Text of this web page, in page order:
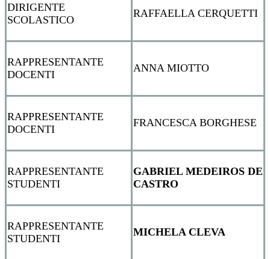
DIRIGENTE
SCOLASTICO
RAFFAELLA CERQUETTI
RAPPRESENTANTE
DOCENTI
ANNA MIOTTO
RAPPRESENTANTE
DOCENTI
FRANCESCA BORGHESE
RAPPRESENTANTE
STUDENTI
GABRIEL MEDEIROS DE
CASTRO
RAPPRESENTANTE
STUDENTI
MICHELA CLEVA